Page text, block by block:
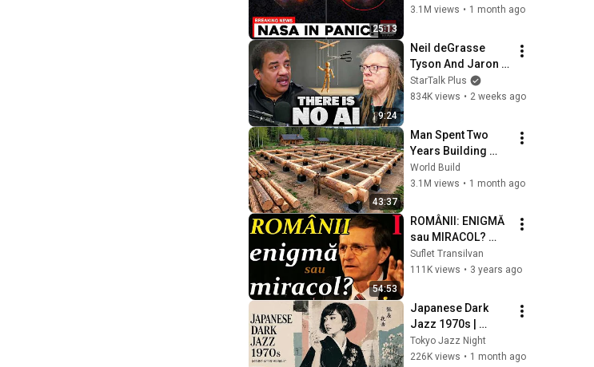
25:13
Something
3.1M views • 1 month ago
9:24
Neil deGrasse
Tyson And Jaron
Lanier on the AI
Illusion
StarTalk Plus
834K views • 2 weeks ago
43:37
Man Spent Two
Years Building
HUGE Wooden
House for his
Finish by
@bjornbrenton
World Build
3.1M views • 1 month ago
54:53
ROMÂNII: ENIGMĂ
sau MIRACOL?
Ioan-Aurel POP -
Președintele
Române. Partea I
Suflet Transilvan
111K views • 3 years ago
Japanese Dark
Jazz 1970s |
Sakura After
Midnight
Tokyo Jazz Night
226K views • 1 month ago